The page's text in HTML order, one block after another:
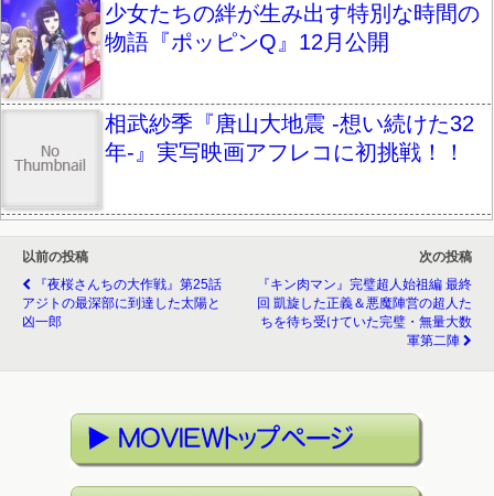
少女たちの絆が生み出す特別な時間の
物語『ポッピンQ』12月公開
相武紗季『唐山大地震 -想い続けた32
年-』実写映画アフレコに初挑戦！！
以前の投稿
『夜桜さんちの大作戦』第25話
アジトの最深部に到達した太陽と
凶一郎
次の投稿
『キン肉マン』完璧超人始祖編 最終
回 凱旋した正義＆悪魔陣営の超人た
ちを待ち受けていた完璧・無量大数
軍第二陣